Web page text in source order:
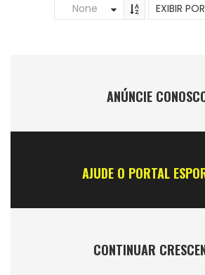
None EXIBIR
ANÚNCIE
AJUDE O PORTAL
CONTINUAR